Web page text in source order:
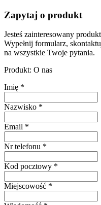
Zapytaj o produkt
Jesteś zainteresowany
Wypełnij formularz,
na wszystkie Twoje pytania.
Produkt: O nas
Imię *
Nazwisko *
Email *
Nr telefonu *
Kod pocztowy *
Miejscowość *